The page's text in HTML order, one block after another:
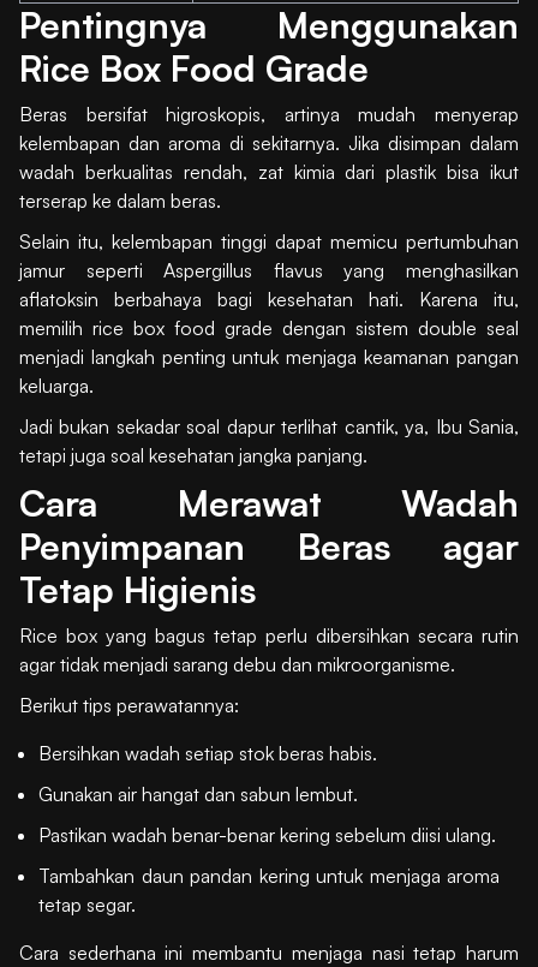
Pentingnya Menggunakan
Rice Box Food Grade
Beras bersifat higroskopis, artinya mudah menyerap
kelembapan dan aroma di sekitarnya. Jika disimpan dalam
wadah berkualitas rendah, zat kimia dari plastik bisa ikut
terserap ke dalam beras.
Selain itu, kelembapan tinggi dapat memicu pertumbuhan
jamur seperti Aspergillus flavus yang menghasilkan
aflatoksin berbahaya bagi kesehatan hati. Karena itu,
memilih rice box food grade dengan sistem double seal
menjadi langkah penting untuk menjaga keamanan pangan
keluarga.
Jadi bukan sekadar soal dapur terlihat cantik, ya, Ibu Sania,
tetapi juga soal kesehatan jangka panjang.
Cara Merawat Wadah
Penyimpanan Beras agar
Tetap Higienis
Rice box yang bagus tetap perlu dibersihkan secara rutin
agar tidak menjadi sarang debu dan mikroorganisme.
Berikut tips perawatannya:
Bersihkan wadah setiap stok beras habis.
Gunakan air hangat dan sabun lembut.
Pastikan wadah benar-benar kering sebelum diisi ulang.
Tambahkan daun pandan kering untuk menjaga aroma
tetap segar.
Cara sederhana ini membantu menjaga nasi tetap harum